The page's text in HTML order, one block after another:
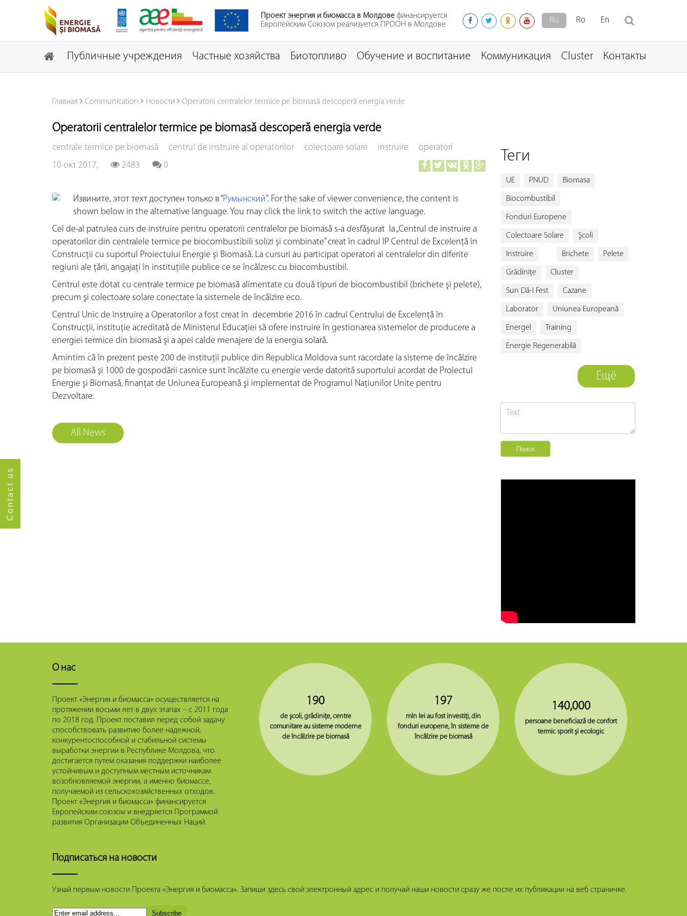
Проект энергия и биомасса в Молдове финансируется
Европейским Союзом реализуется ПРООН в Молдове
Ru Ro En
Публичные учреждения Частные хозяйства Биотопливо Обучение и воспитание Коммуникация Cluster Контакты
Contact us
Главная Communication Новости Operatorii centralelor termice pe biomasă descoperă energia verde
Operatorii centralelor termice pe biomasă descoperă energia verde
centrale termice pe biomasă centrul de instruire al operatorilor colectoare solare instruire
operatori
10 окт 2017,
2483 0
Извините, этот техт доступен только в “Румынский”. For the sake of viewer convenience, the content is
shown below in the alternative language. You may click the link to switch the active language.
Cel de-al patrulea curs de instruire pentru operatorii centralelor pe biomasă s-a desfășurat la „Centrul de instruire a
operatorilor din centralele termice pe biocombustibili solizi și combinate” creat în cadrul IP Centrul de Excelență în
Construcții cu suportul Proiectului Energie și Biomasă. La cursuri au participat operatori ai centralelor din diferite
regiuni ale țării, angajați în instituțiile publice ce se încălzesc cu biocombustibil.
Centrul este dotat cu centrale termice pe biomasă alimentate cu două tipuri de biocombustibil (brichete şi pelete),
precum şi colectoare solare conectate la sistemele de încălzire eco.
Centrul Unic de Instruire a Operatorilor a fost creat în decembrie 2016 în cadrul Centrului de Excelenţă în
Construcţii, instituţie acreditată de Ministerul Educației să ofere instruire în gestionarea sistemelor de producere a
energiei termice din biomasă şi a apei calde menajere de la energia solară.
Amintim că în prezent peste 200 de instituţii publice din Republica Moldova sunt racordate la sisteme de încălzire
pe biomasă şi 1000 de gospodării casnice sunt încălzite cu energie verde datorită suportului acordat de Proiectul
Energie şi Biomasă, finanţat de Uniunea Europeană şi implementat de Programul Naţiunilor Unite pentru
Dezvoltare.
All News
Теги
UE PNUD Biomasa
Biocombustibil
Fonduri Europene
Colectoare Solare Şcoli
Instruire Brichete Pelete
Grădiniţe Cluster
Sun Dă-I Fest Cazane
Laborator Uniunea Europeană
Energel Training
Energie Regenerabilă
Ещё
О нас
Проект «Энергия и биомасса» осуществляется на
протяжении восьми лет в двух этапах – с 2011 года
по 2018 год. Проект поставил перед собой задачу
способствовать развитию более надежной,
конкурентоспособной и стабильной системы
выработки энергии в Республике Молдова, что
достигается путем оказания поддержки наиболее
устойчивым и доступным местным источникам
возобновляемой энергии, а именно биомассе,
получаемой из сельскохозяйственных отходов.
Проект «Энергия и биомасса» финансируется
Европейским союзом и внедряется Программой
развития Организации Объединенных Наций.
190
de şcoli, grădiniţe, centre
comunitare au sisteme moderne
de încălzire pe biomasă
197
mln lei au fost investiţi, din
fonduri europene, în sisteme de
încălzire pe biomasă
140,000
persoane beneficiază de confort
termic sporit şi ecologic
Подписаться на новости
Узнай первым новости Проекта «Энергия и биомасса». Запиши здесь свой электронный адрес и получай наши новости сразу же после их публикации на веб страничке.